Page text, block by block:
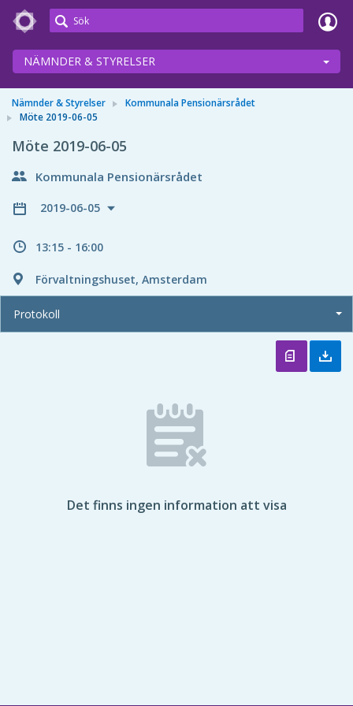
Meetings+
NÄMNDER & STYRELSER
Nämnder & Styrelser
Kommunala Pensionärsrådet
Möte 2019-06-05
Möte 2019-06-05
Kommunala Pensionärsrådet
2019-06-05
13:15 - 16:00
Förvaltningshuset, Amsterdam
Protokoll
Det finns ingen information att visa